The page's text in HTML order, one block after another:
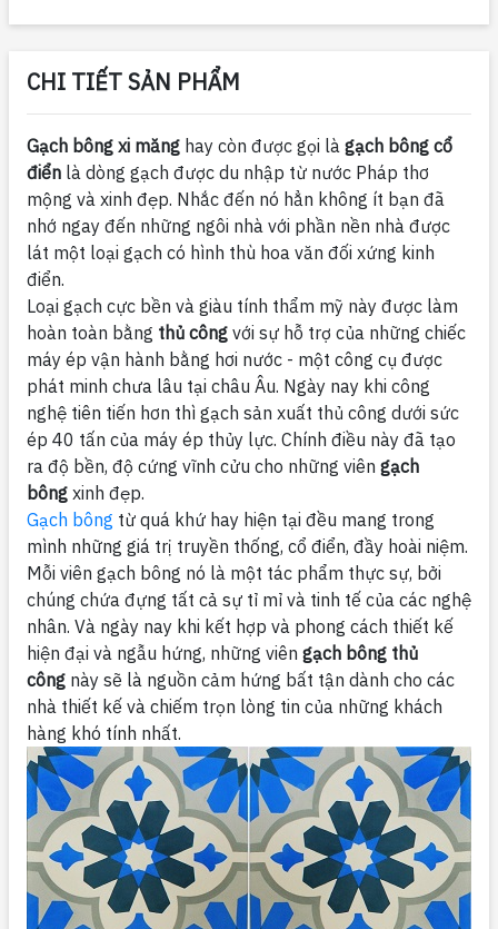
CHI TIẾT SẢN PHẨM
Gạch bông xi măng hay còn được gọi là gạch bông cổ
điển là dòng gạch được du nhập từ nước Pháp thơ
mộng và xinh đẹp. Nhắc đến nó hẳn không ít bạn đã
nhớ ngay đến những ngôi nhà với phần nền nhà được
lát một loại gạch có hình thù hoa văn đối xứng kinh
điển.
Loại gạch cực bền và giàu tính thẩm mỹ này được làm
hoàn toàn bằng thủ công với sự hỗ trợ của những chiếc
máy ép vận hành bằng hơi nước - một công cụ được
phát minh chưa lâu tại châu Âu. Ngày nay khi công
nghệ tiên tiến hơn thì gạch sản xuất thủ công dưới sức
ép 40 tấn của máy ép thủy lực. Chính điều này đã tạo
ra độ bền, độ cứng vĩnh cửu cho những viên gạch
bông xinh đẹp.
Gạch bông từ quá khứ hay hiện tại đều mang trong
mình những giá trị truyền thống, cổ điển, đầy hoài niệm.
Mỗi viên gạch bông nó là một tác phẩm thực sự, bởi
chúng chứa đựng tất cả sự tỉ mỉ và tinh tế của các nghệ
nhân. Và ngày nay khi kết hợp và phong cách thiết kế
hiện đại và ngẫu hứng, những viên gạch bông thủ
công này sẽ là nguồn cảm hứng bất tận dành cho các
nhà thiết kế và chiếm trọn lòng tin của những khách
hàng khó tính nhất.